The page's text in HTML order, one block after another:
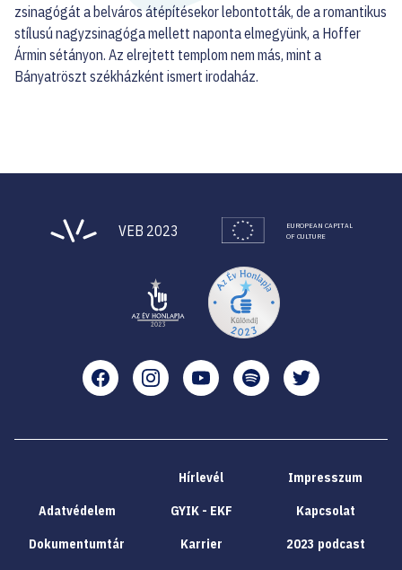
zsinagógát a belváros átépítésekor lebontották, de a romantikus
stílusú nagyzsinagóga mellett naponta elmegyünk, a Hoffer
Ármin sétányon. Az elrejtett templom nem más, mint a
Bányatröszt székházként ismert irodaház.
VEB 2023
EUROPEAN CAPITAL
OF CULTURE
Hírlevél Impresszum
Adatvédelem GYIK - EKF Kapcsolat
Dokumentumtár Karrier 2023 podcast